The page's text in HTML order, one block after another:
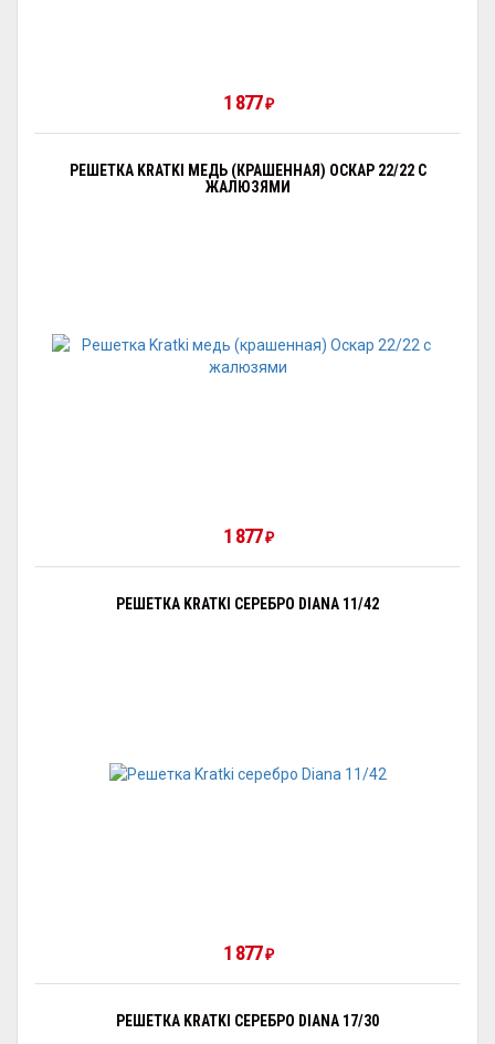
1 877₽
РЕШЕТКА KRATKI МЕДЬ (КРАШЕННАЯ) ОСКАР 22/22 С
ЖАЛЮЗЯМИ
1 877₽
РЕШЕТКА KRATKI СЕРЕБРО DIANA 11/42
1 877₽
РЕШЕТКА KRATKI СЕРЕБРО DIANA 17/30